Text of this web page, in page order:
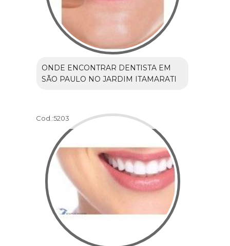
ONDE ENCONTRAR DENTISTA EM
SÃO PAULO NO JARDIM ITAMARATI
Cod.:5203